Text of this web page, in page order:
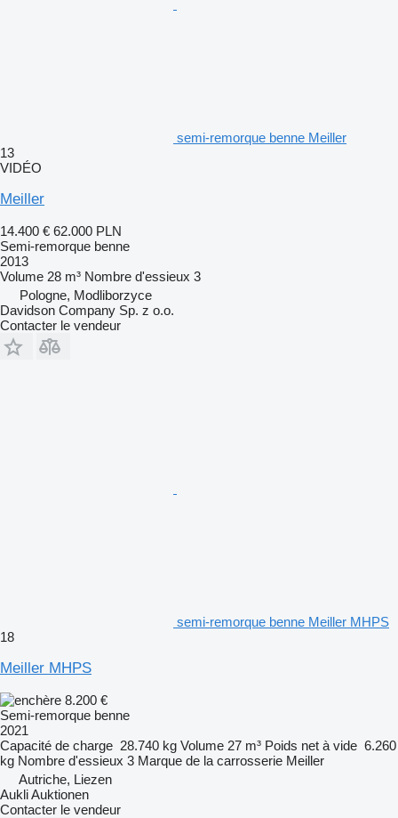
semi-remorque benne Meiller
13
VIDÉO
Meiller
14.400 € 62.000 PLN
Semi-remorque benne
2013
Volume 28 m³ Nombre d'essieux 3
Pologne, Modliborzyce
Davidson Company Sp. z o.o.
Contacter le vendeur
semi-remorque benne Meiller MHPS
18
Meiller MHPS
8.200 €
Semi-remorque benne
2021
Capacité de charge 28.740 kg Volume 27 m³ Poids net à vide 6.260
kg Nombre d'essieux 3 Marque de la carrosserie Meiller
Autriche, Liezen
Aukli Auktionen
Contacter le vendeur